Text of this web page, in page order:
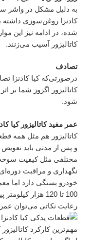
به دلیل مشکل در واشر سر
کادنزا روغن‌سوزی داشته
شده، در ادامه نیز این
کاتالیزور آسیب می‌زنند.
تصادف
درصورتی‌که کیا کادنزا
کاتالیزور اگزوز شما بر
شود.
عمر مفید کاتالیزور کیا
کاتالیزور هم مثل همه
و پس از مدتی باید
مختلفی مثل کیفیت
نگهداری و مراقبت دوره‌ای
خودرو بستگی دارد اما
100 تا 120 هزار
رعایت نکاتی می‌توان
مهم‌ترین کارکرد